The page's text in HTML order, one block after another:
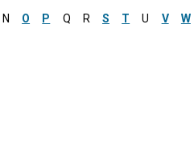
N O P Q R S T U V W